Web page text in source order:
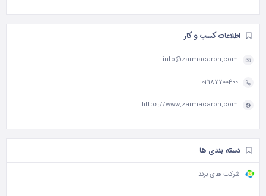
اطلاعات کسب و کار
info@zarmacaron.com
02187700400
https://www.zarmacaron.com
دسته بندی ها
شرکت های برند